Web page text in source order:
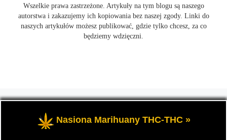
Wszelkie prawa zastrzeżone. Artykuły na tym blogu są naszego
autorstwa i zakazujemy ich kopiowania bez naszej zgody. Linki do
naszych artykułów możesz publikować, gdzie tylko chcesz, za co
będziemy wdzięczni.
marihuanie THC i konopi CBD, wszystko na temat uprawy
cannabis i nie tylko.
Nasiona Marihuany THC-THC »